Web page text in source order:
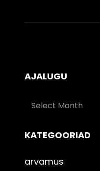
AJALUGU
AJALUGU
KATEGOORIAD
arvamus